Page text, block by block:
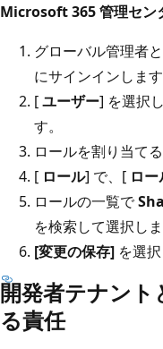
Microsoft 365 管理セン
グローバル管理者
にサインインします
[ユーザー] を選択
す。
ロールを割り当て
[ ロール] で、[ ロ
ロールの一覧で
を検索して選択しま
[変更の保存] を選択
開発者テナン
る責任